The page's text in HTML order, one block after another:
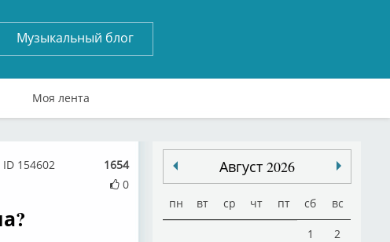
Музыкальный блог
Моя лента
1654
0
ID 154602 Август 2026
пн вт ср чт пт сб вс
1
2